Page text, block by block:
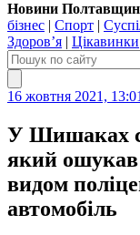
Новини
бізнес | Спорт |
Здоров’я | Цікавинки
16 жовтня 2021, 13:01
У Шишаках
який ошукав
видом
автомобіль